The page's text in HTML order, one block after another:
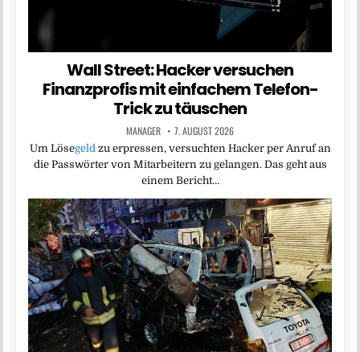
Wall Street: Hacker versuchen
Finanzprofis mit einfachem Telefon-
Trick zu täuschen
MANAGER 7. AUGUST 2026
Um Lösegeld zu erpressen, versuchten Hacker per Anruf an
die Passwörter von Mitarbeitern zu gelangen. Das geht aus
einem Bericht…